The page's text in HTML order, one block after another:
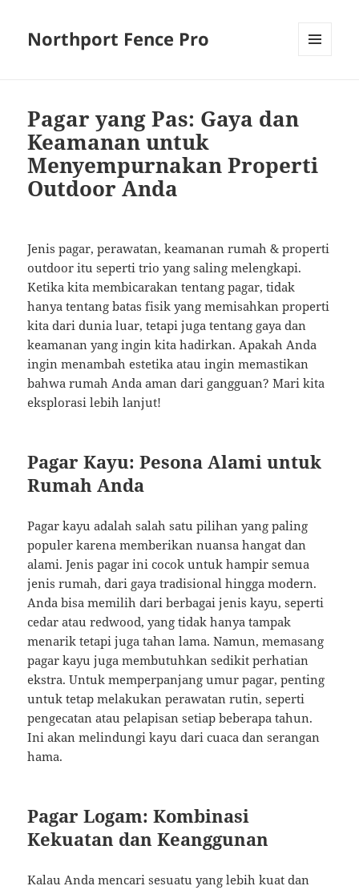
Northport Fence Pro
Pagar yang Pas: Gaya dan
Keamanan untuk
Menyempurnakan Properti
Outdoor Anda
Jenis pagar, perawatan, keamanan rumah & properti
outdoor itu seperti trio yang saling melengkapi.
Ketika kita membicarakan tentang pagar, tidak
hanya tentang batas fisik yang memisahkan properti
kita dari dunia luar, tetapi juga tentang gaya dan
keamanan yang ingin kita hadirkan. Apakah Anda
ingin menambah estetika atau ingin memastikan
bahwa rumah Anda aman dari gangguan? Mari kita
eksplorasi lebih lanjut!
Pagar Kayu: Pesona Alami untuk
Rumah Anda
Pagar kayu adalah salah satu pilihan yang paling
populer karena memberikan nuansa hangat dan
alami. Jenis pagar ini cocok untuk hampir semua
jenis rumah, dari gaya tradisional hingga modern.
Anda bisa memilih dari berbagai jenis kayu, seperti
cedar atau redwood, yang tidak hanya tampak
menarik tetapi juga tahan lama. Namun, memasang
pagar kayu juga membutuhkan sedikit perhatian
ekstra. Untuk memperpanjang umur pagar, penting
untuk tetap melakukan perawatan rutin, seperti
pengecatan atau pelapisan setiap beberapa tahun.
Ini akan melindungi kayu dari cuaca dan serangan
hama.
Pagar Logam: Kombinasi
Kekuatan dan Keanggunan
Kalau Anda mencari sesuatu yang lebih kuat dan